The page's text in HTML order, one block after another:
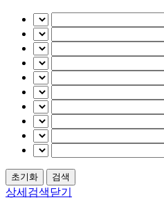
상세검색닫기